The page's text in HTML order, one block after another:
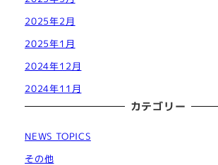
2025年2月
2025年1月
2024年12月
2024年11月
カテゴリー
NEWS TOPICS
その他